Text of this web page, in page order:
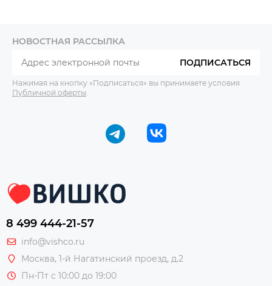
НОВОСТНАЯ РАССЫЛКА
ПОДПИСАТЬСЯ
Нажимая на кнопку «Подписаться» вы принимаете условия
Публичной оферты
8 499 444-21-57
info@vishco.ru
Москва, 1-й Нагатинский проезд, д.2
Пн-Пт с 10:00 до 19:00